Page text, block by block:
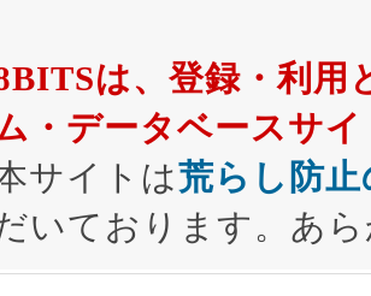
は、登録・利用
・データベースサ
サイトは荒らし防
いております。あ